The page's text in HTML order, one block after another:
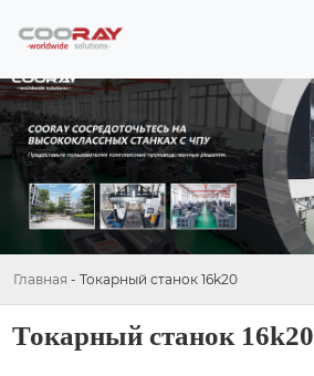
Главная - Токарный станок 16k20
Токарный станок 16k20